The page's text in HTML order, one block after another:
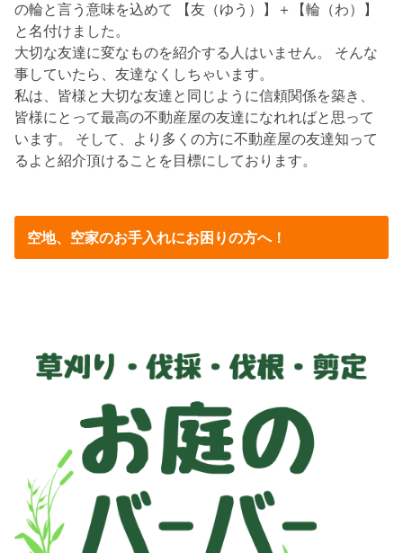
の輪と言う意味を込めて 【友（ゆう）】＋【輪（わ）】
と名付けました。
大切な友達に変なものを紹介する人はいません。 そんな
事していたら、友達なくしちゃいます。
私は、皆様と大切な友達と同じように信頼関係を築き、
皆様にとって最高の不動産屋の友達になれればと思って
います。 そして、より多くの方に不動産屋の友達知って
るよと紹介頂けることを目標にしております。
空地、空家のお手入れにお困りの方へ！